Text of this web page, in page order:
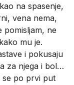
na spasenje,
vena nema,
ne
mu je.
i pokusaju
za njega i bol…
se po prvi put